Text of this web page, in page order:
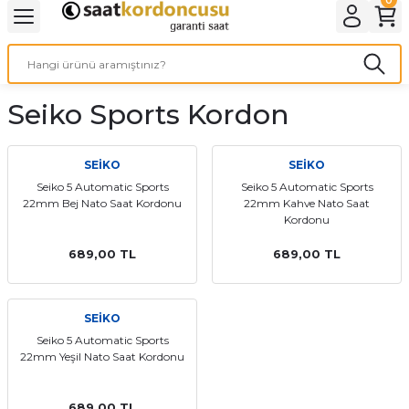
Geri Dön
& ELEKTİRİK AYDINLATMA & ELEKTRİK
AYDINLATMA
OFİS MALZEMELERİ
Geri Dön
ve Cihaz Pilleri
ÇEŞİTLERİ
ÇEŞİTLERİ
Geri Dön
Geri Dön
Kordon Çeşitleri
kordonları
Kordonu
saat kordonu
Kordonları
Seiko Sports Kordon
SEİKO
Seiko 5 Automatic Sports
22mm Bej Nato Saat Kordonu
689,00 TL
SEİKO
Seiko 5 Automatic Sports
22mm Kahve Nato Saat
Kordonu
689,00 TL
SEİKO
Seiko 5 Automatic Sports
22mm Yeşil Nato Saat Kordonu